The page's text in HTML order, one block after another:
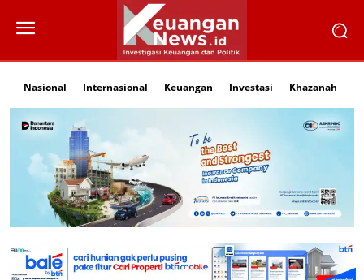
Nasional Internasional Keuangan Investasi Khazanah